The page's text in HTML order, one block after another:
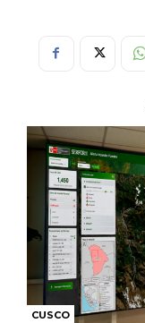
CUSCO